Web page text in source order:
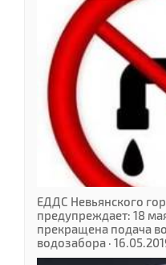
ЕДДС Невьянского
предупреждает: 18
прекращена подача
водозабора ·